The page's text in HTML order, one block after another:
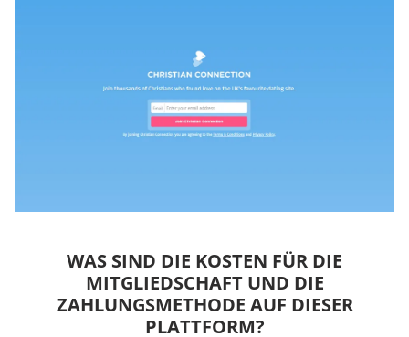
WAS SIND DIE KOSTEN FÜR DIE
MITGLIEDSCHAFT UND DIE
ZAHLUNGSMETHODE AUF DIESER
PLATTFORM?